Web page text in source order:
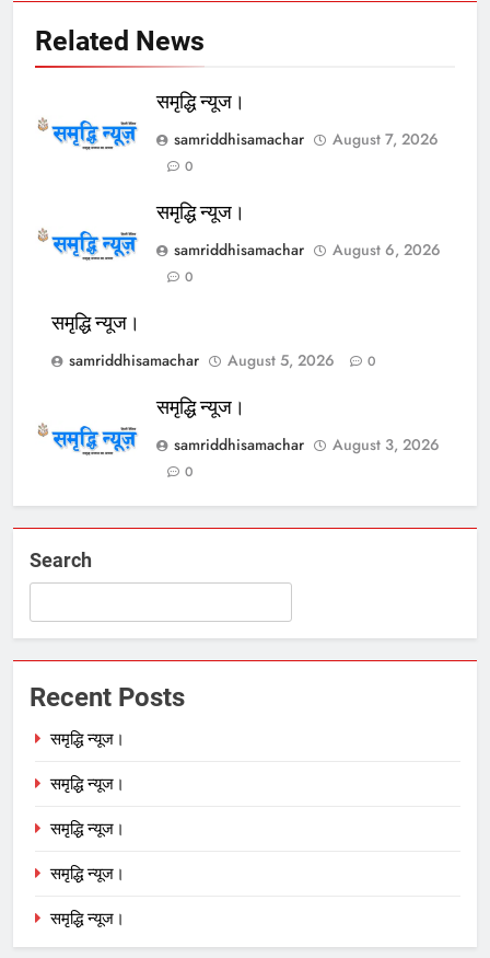
Related News
समृद्धि न्यूज।
samriddhisamachar
August 7, 2026
0
समृद्धि न्यूज।
samriddhisamachar
August 6, 2026
0
समृद्धि न्यूज।
samriddhisamachar
August 5, 2026 0
समृद्धि न्यूज।
samriddhisamachar
August 3, 2026
0
Search
Recent Posts
समृद्धि न्यूज।
समृद्धि न्यूज।
समृद्धि न्यूज।
समृद्धि न्यूज।
समृद्धि न्यूज।